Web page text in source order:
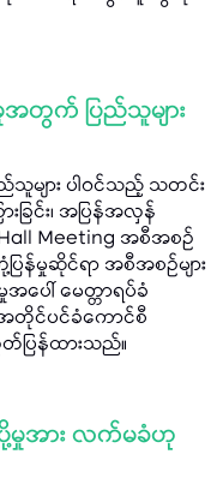
အတွက် ပြည်သူများ
များ ပါဝင်သည့် သတင်း
ခြင်း၊ အပြန်အလှန်
Meeting အစီအစဉ်
ပြန်မှုဆိုင်ရာ အစီအစဉ်များ
ေါ် မေတ္တာရပ်ခံ
အတိုင်ပင်ခံကောင်စီ
ြန်ထားသည်။
ပို့မှုအား လက်မခံဟု